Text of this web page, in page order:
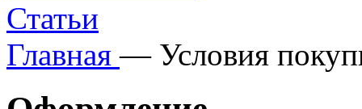
Статьи
Главная — Условия